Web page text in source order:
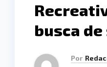
busca
Por